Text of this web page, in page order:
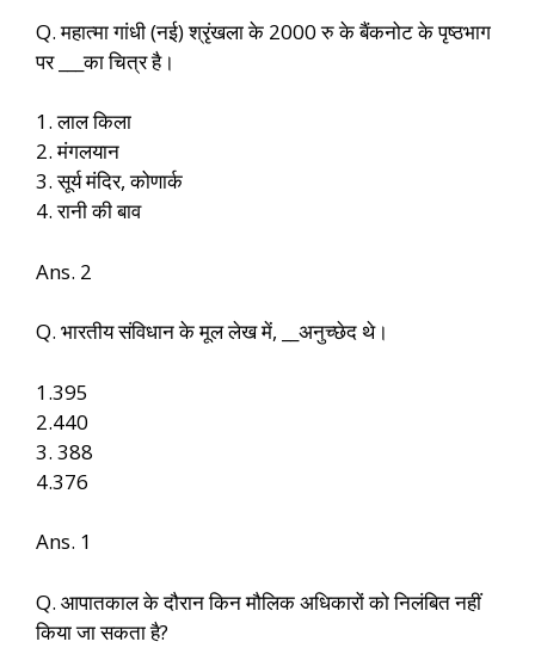
Q. महात्मा गांधी (नई) श्रृंखला के 2000 रु के बैंकनोट के पृष्ठभाग
पर ___का चित्र है।
1. लाल किला
2. मंगलयान
3. सूर्य मंदिर, कोणार्क
4. रानी की बाव
Ans. 2
Q. भारतीय संविधान के मूल लेख में, __अनुच्छेद थे।
1.395
2.440
3. 388
4.376
Ans. 1
Q. आपातकाल के दौरान किन मौलिक अधिकारों को निलंबित नहीं
किया जा सकता है?